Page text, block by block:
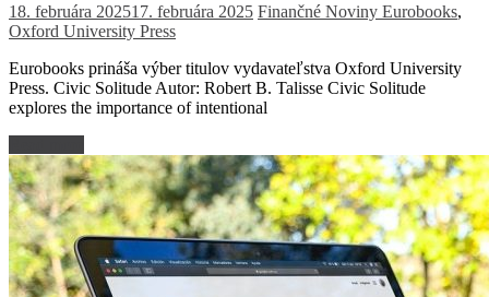
18. februára 202517. februára 2025 Finančné Noviny Eurobooks,
Oxford University Press
Eurobooks prináša výber titulov vydavateľstva Oxford University
Press. Civic Solitude Autor: Robert B. Talisse Civic Solitude
explores the importance of intentional